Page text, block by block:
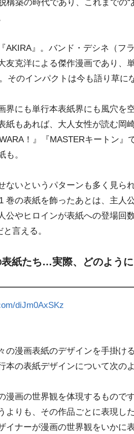
築の時代であり、これまでの“
』。バンド・デシネ（フ
友克洋による傑作漫画であり、
そのインパクトは今も語り草に
にも単行本表紙界にも風穴を
紙もあれば、大人女性が読む岡
！』『MASTERキートン』
。
いというパターンも多く見られ
巻の表紙を飾ったあとは、主人
公やヒロインが表紙への登場回
言える。
紙たち…実際、どのよう
diJm0AxSKz
漫画表紙のデザインを手掛け
の表紙デザインについて次のよ
漫画の世界観を体現するもので
よりも、その作品ごとに表現し
イナーが漫画の世界観をいかに